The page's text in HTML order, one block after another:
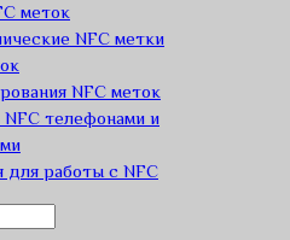
меток
NFC метки
NFC меток
телефонами и
для работы с NFC